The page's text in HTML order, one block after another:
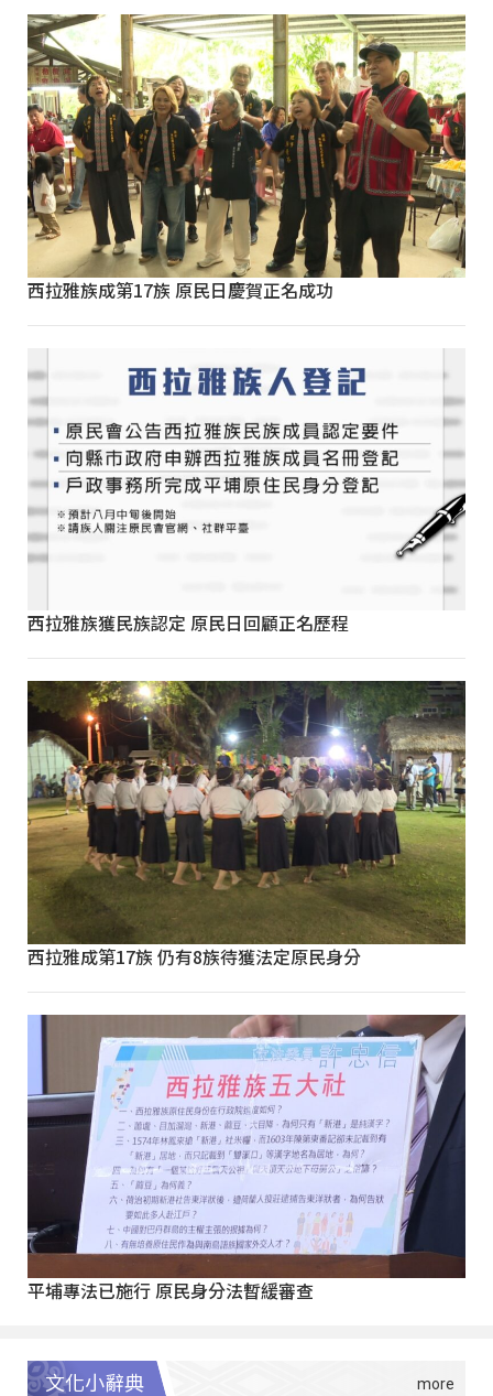
西拉雅族成第17族 原民日慶賀正名成功
西拉雅族獲民族認定 原民日回顧正名歷程
西拉雅成第17族 仍有8族待獲法定原民身分
平埔專法已施行 原民身分法暫緩審查
文化小辭典